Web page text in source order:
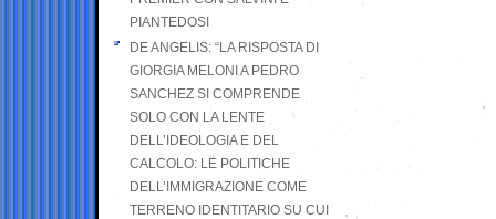
PIANTEDOSI
DE ANGELIS: “LA RISPOSTA DI
GIORGIA MELONI A PEDRO
SANCHEZ SI COMPRENDE
SOLO CON LA LENTE
DELL’IDEOLOGIA E DEL
CALCOLO: LE POLITICHE
DELL’IMMIGRAZIONE COME
TERRENO IDENTITARIO SU CUI